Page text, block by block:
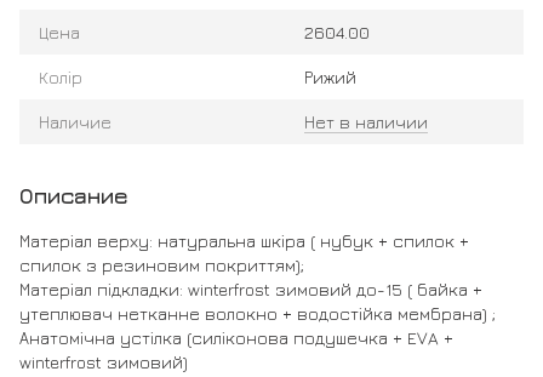
Цена 2604.00
Колір Рижий
Наличие Нет в наличии
Описание
Матеріал верху: натуральна шкіра ( нубук + спилок +
спилок з резиновим покриттям);
Матеріал підкладки: winterfrost зимовий до-15 ( байка +
утеплювач нетканне волокно + водостійка мембрана) ;
Анатомічна устілка (силіконова подушечка + EVA +
winterfrost зимовий)